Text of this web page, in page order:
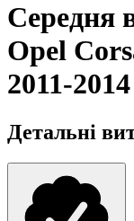
Середня
Opel
2011-2014
Детальні